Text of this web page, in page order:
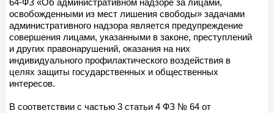
освобожденными из мест лишения свободы» задачами
административного надзора является предупреждение
совершения лицами, указанными в законе, преступлений
и других правонарушений, оказания на них
индивидуального профилактического воздействия в
целях защиты государственных и общественных
интересов.
В соответствии с частью 3 статьи 4 ФЗ № 64 от